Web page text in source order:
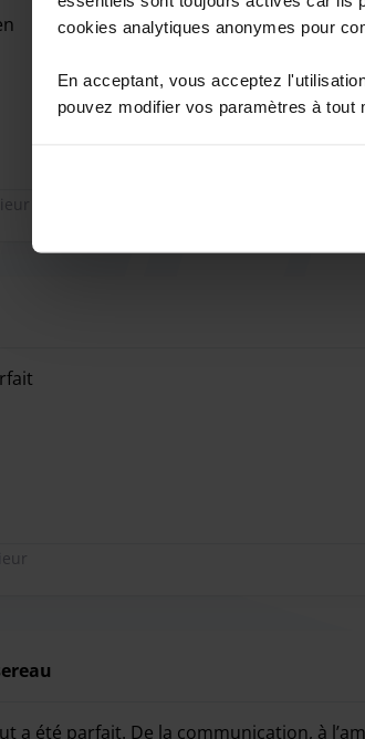
cookies analytiques anonymes pour
En acceptant, vous acceptez
pouvez modifier vos paramètres à
a été parfait. De la communication, à